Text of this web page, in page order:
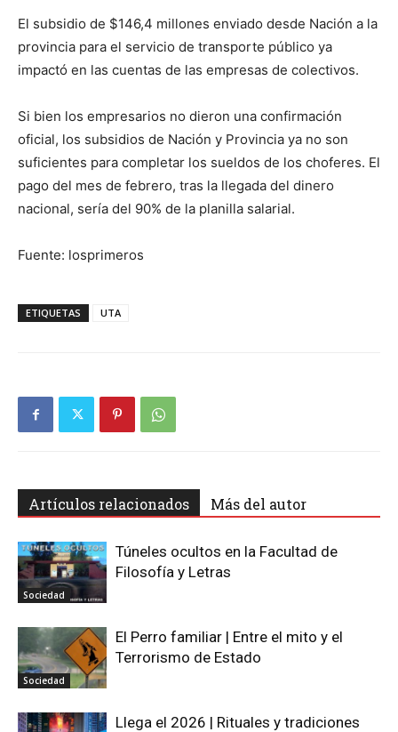
El subsidio de $146,4 millones enviado desde Nación a la
provincia para el servicio de transporte público ya
impactó en las cuentas de las empresas de colectivos.
Si bien los empresarios no dieron una confirmación
oficial, los subsidios de Nación y Provincia ya no son
suficientes para completar los sueldos de los choferes. El
pago del mes de febrero, tras la llegada del dinero
nacional, sería del 90% de la planilla salarial.
Fuente: losprimeros
ETIQUETAS UTA
Artículos relacionados Más del autor
Sociedad
Túneles ocultos en la Facultad de
Filosofía y Letras
Sociedad
El Perro familiar | Entre el mito y el
Terrorismo de Estado
Llega el 2026 | Rituales y tradiciones